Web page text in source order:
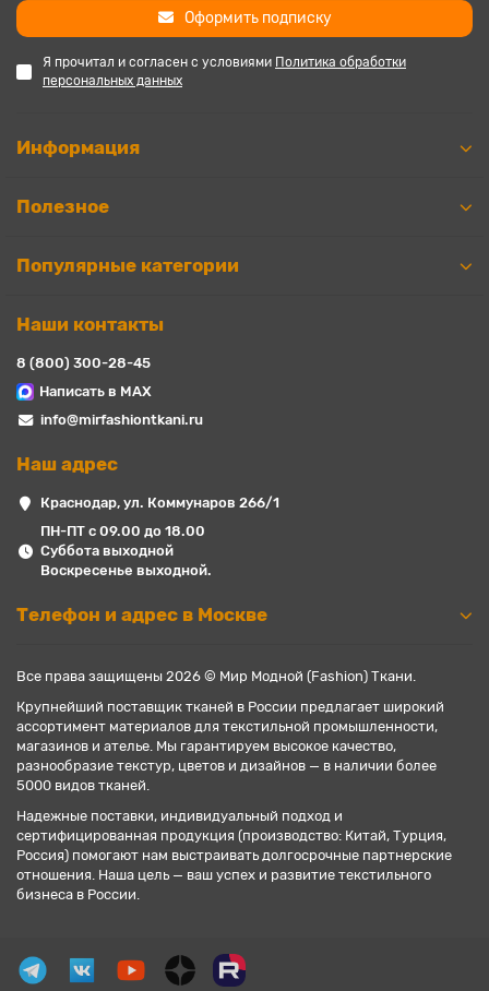
Оформить подписку
Я прочитал и согласен с условиями Политика обработки
персональных данных
Информация
Полезное
Популярные категории
Наши контакты
8 (800) 300-28-45
Написать в MAX
info@mirfashiontkani.ru
Наш адрес
Краснодар, ул. Коммунаров 266/1
ПН-ПТ с 09.00 до 18.00
Суббота выходной
Воскресенье выходной.
Телефон и адрес в Москве
Все права защищены 2026 © Мир Модной (Fashion) Ткани.
Крупнейший поставщик тканей в России предлагает широкий
ассортимент материалов для текстильной промышленности,
магазинов и ателье. Мы гарантируем высокое качество,
разнообразие текстур, цветов и дизайнов — в наличии более
5000 видов тканей.
Надежные поставки, индивидуальный подход и
сертифицированная продукция (производство: Китай, Турция,
Россия) помогают нам выстраивать долгосрочные партнерские
отношения. Наша цель — ваш успех и развитие текстильного
бизнеса в России.